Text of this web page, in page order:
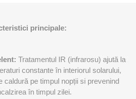
principale:
Tratamentul IR (infrarosu) ajută la
constante în interiorul solarului,
caldură pe timpul nopții si prevenind
în timpul zilei.